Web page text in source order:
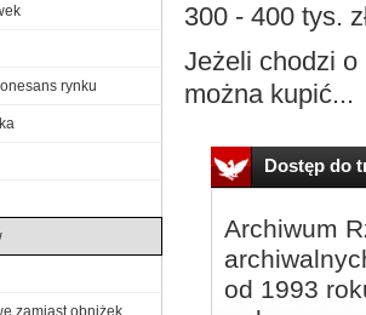
300 - 400 tys.
Jeżeli chodzi
można kupić...
Dostęp do
Archiwum
od 1993
rynku
zamiast obniżek